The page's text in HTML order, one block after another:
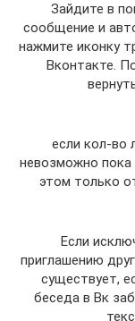
Зайдите в
сообщение и
нажмите иконку
Вконтакте.
если кол-во
невозможно пока
этом только
Если
приглашению
существует,
беседа в Вк